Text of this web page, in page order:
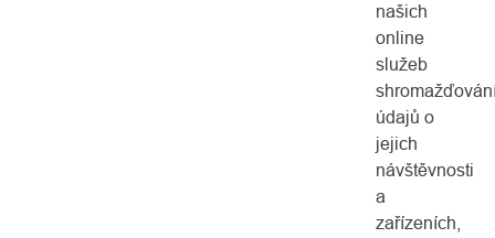
našich
online
služeb
údajů o
jejich
návštěvnosti
a
zařízeních,